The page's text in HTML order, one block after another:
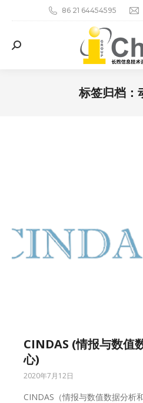
86 21 64454595
Search:
标签归档：
CINDAS (情报与数值
心)
2020年7月12日
CINDAS（情报与数值数据分析